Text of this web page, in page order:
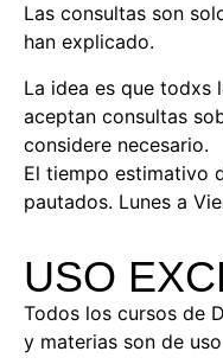
Las consultas son
han explicado.
La idea es que todxs
aceptan consultas
considere necesario.
El tiempo estimativo
pautados. Lunes a
USO
Todos los cursos de
y materias son de